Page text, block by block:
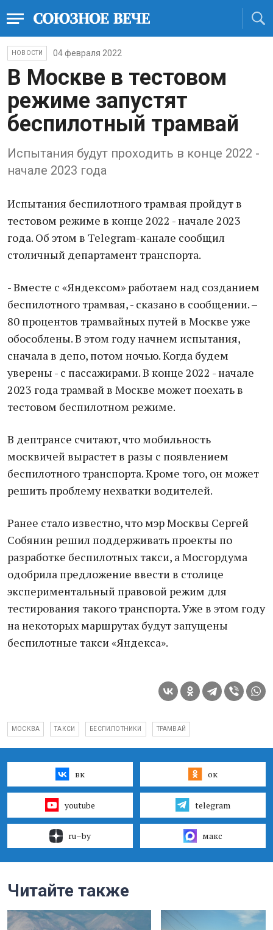
НОВОСТИ 04 февраля 2022
В Москве в тестовом
режиме запустят
беспилотный трамвай
Испытания будут проходить в конце 2022 -
начале 2023 года
Испытания беспилотного трамвая пройдут в
тестовом режиме в конце 2022 - начале 2023
года. Об этом в Telegram-канале сообщил
столичный департамент транспорта.
- Вместе с «Яндексом» работаем над созданием
беспилотного трамвая, - сказано в сообщении. –
80 процентов трамвайных путей в Москве уже
обособлены. В этом году начнем испытания,
сначала в депо, потом ночью. Когда будем
уверены - с пассажирами. В конце 2022 - начале
2023 года трамвай в Москве может поехать в
тестовом беспилотном режиме.
В дептрансе считают, что мобильность
москвичей вырастет в разы с появлением
беспилотного транспорта. Кроме того, он может
решить проблему нехватки водителей.
Ранее стало известно, что мэр Москвы Сергей
Собянин решил поддерживать проекты по
разработке беспилотных такси, а Мосгордума
одобрила предложение ввести в столице
экспериментальный правовой режим для
тестирования такого транспорта. Уже в этом году
на некоторых маршрутах будут запущены
беспилотные такси «Яндекса».
МОСКВА ТАКСИ БЕСПИЛОТНИКИ ТРАМВАЙ
вк ок
youtube telegram
ru–by макс
Читайте также